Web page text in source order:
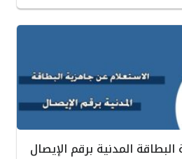
المدنية برقم الإيصال